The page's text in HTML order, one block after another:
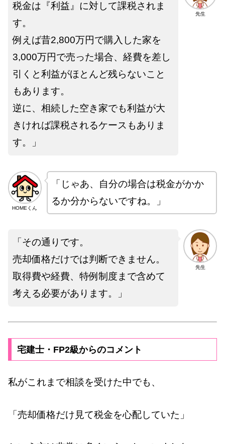
先生
税金は『利益』に対して課税されま
す。
例えば昔2,800万円で購入した家を
3,000万円で売った場合、経費を差し
引くと利益がほとんど残らないこと
もあります。
逆に、相続した空き家でも利益が大
きければ課税されるケースもありま
す。」
HOMEくん
「じゃあ、自分の場合は税金がかか
るか分からないですね。」
先生
「その通りです。
売却価格だけでは判断できません。
取得費や経費、特例制度まで含めて
考える必要があります。」
宅建士・FP2級からのコメント
私がこれまで相談を受けた中でも、
「売却価格だけ見て税金を心配していた」